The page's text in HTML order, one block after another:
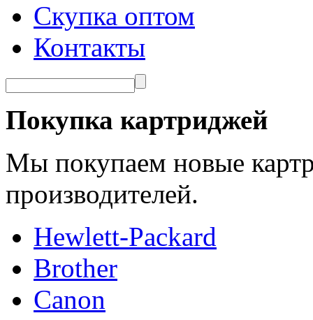
Скупка оптом
Контакты
Покупка картриджей
Мы покупаем новые
производителей.
Hewlett-Packard
Brother
Canon